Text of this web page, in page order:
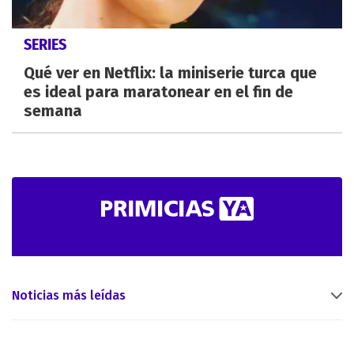
SERIES
Qué ver en Netflix: la miniserie turca que
es ideal para maratonear en el fin de
semana
Noticias más leídas